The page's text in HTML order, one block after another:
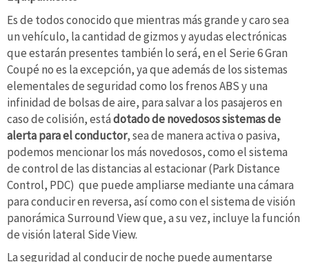
Es de todos conocido que mientras más grande y caro sea
un vehículo, la cantidad de gizmos y ayudas electrónicas
que estarán presentes también lo será, en el Serie 6 Gran
Coupé no es la excepción, ya que además de los sistemas
elementales de seguridad como los frenos ABS y una
infinidad de bolsas de aire, para salvar a los pasajeros en
caso de colisión, estádotado de novedosos sistemas de
alerta para el conductor, sea de manera activa o pasiva,
podemos mencionar los más novedosos, como el sistema
de control de las distancias al estacionar (Park Distance
Control, PDC) que puede ampliarse mediante una cámara
para conducir en reversa, así como con el sistema de visión
panorámica Surround View que, a su vez, incluye la función
de visión lateral Side View.
La seguridad al conducir de noche puede aumentarse